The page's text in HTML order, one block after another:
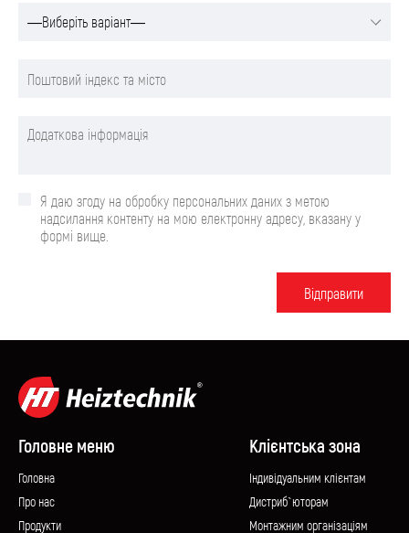
Я даю згоду на обробку персональних даних з метою
надсилання контенту на мою електронну адресу, вказану у
формі вище.
Вiдправити
Головне меню
Головна
Про нас
Продукти
Клієнтська зона
Iндивідуальним клієнтам
Дистриб`юторам
Монтажним організаціям